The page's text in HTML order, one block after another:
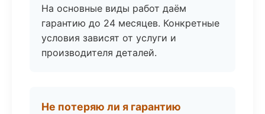
На основные виды работ даём
гарантию до 24 месяцев. Конкретные
условия зависят от услуги и
производителя деталей.
Не потеряю ли я гарантию